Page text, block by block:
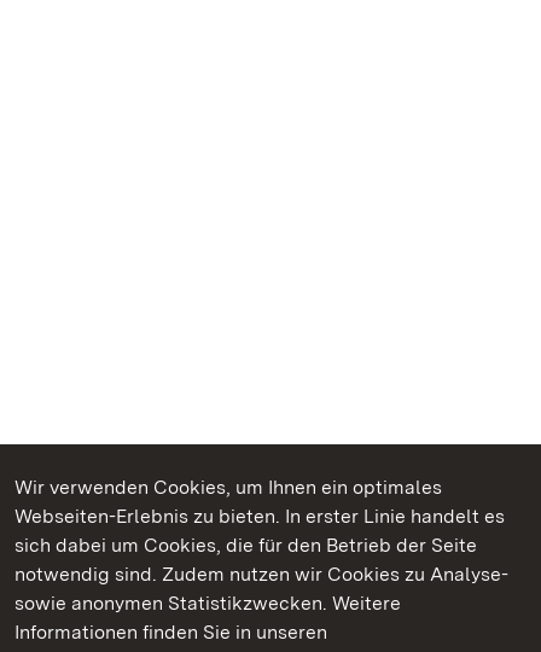
Wir verwenden Cookies, um Ihnen ein optimales
Webseiten-Erlebnis zu bieten. In erster Linie handelt es
sich dabei um Cookies, die für den Betrieb der Seite
notwendig sind. Zudem nutzen wir Cookies zu Analyse-
sowie anonymen Statistikzwecken. Weitere
Informationen finden Sie in unseren
Kommen. Staunen. Genießen.